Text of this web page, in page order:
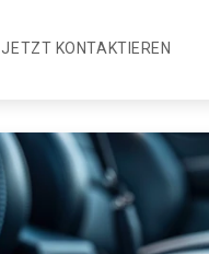
JETZT KONTAKTIEREN